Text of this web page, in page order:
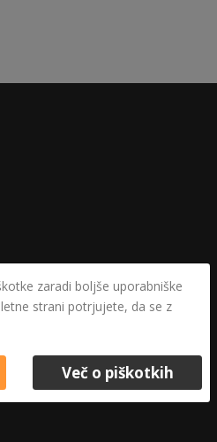
zaradi boljše uporabniške
strani potrjujete, da se z
Več o piškotkih